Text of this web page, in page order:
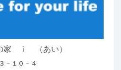
家 ｉ （あい）
－１０－４